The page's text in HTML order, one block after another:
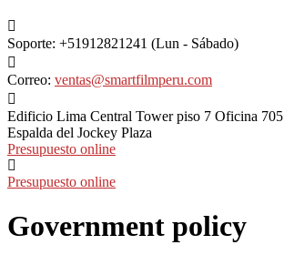
Soporte: +51912821241 (Lun - Sábado)
Correo: ventas@smartfilmperu.com
Edificio Lima Central Tower piso 7 Oficina 705
Espalda del Jockey Plaza
Presupuesto online
Presupuesto online
Government policy